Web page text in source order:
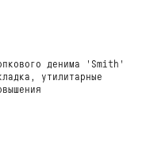
денима 'Smith'
утилитарные